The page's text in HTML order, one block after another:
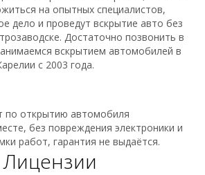
на опытных специалистов,
дело и проведут вскрытие авто без
Достаточно позвонить в
вскрытием автомобилей в
с 2003 года.
по открытию автомобиля
без повреждения электроники и
работ, гарантия не выдаётся.
Лицензии